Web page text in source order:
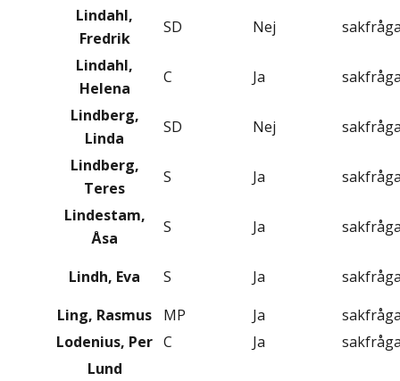
Lindahl,
Fredrik
SD Nej
Lindahl,
Helena
C Ja
Lindberg,
Linda
SD Nej
Lindberg,
Teres
S Ja
Lindestam,
Åsa
S Ja
Lindh, Eva S Ja
Ling, Rasmus
MP Ja
Lodenius, Per C Ja
Lund